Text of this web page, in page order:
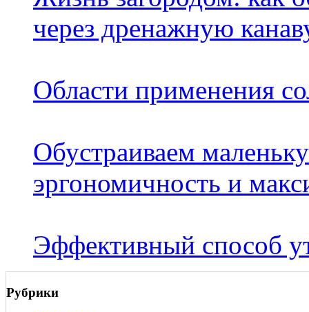
через дренажную
Области применения
Обустраиваем
эргономичность и
Эффективный способ
Рубрики